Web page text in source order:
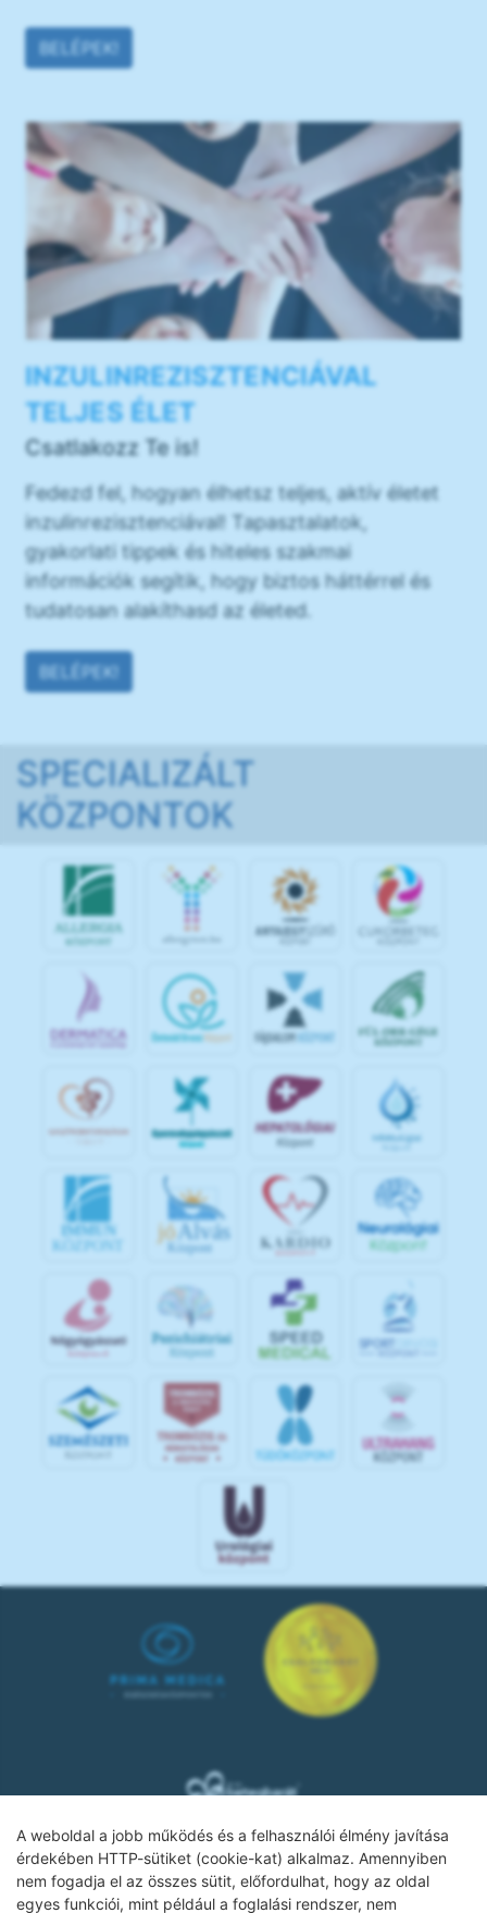
A weboldal a jobb működés és a felhasználói élmény javítása
érdekében HTTP-sütiket (cookie-kat) alkalmaz. Amennyiben
nem fogadja el az összes sütit, előfordulhat, hogy az oldal
egyes funkciói, mint például a foglalási rendszer, nem
BELÉPEK!
INZULINREZISZTENCIÁVAL
TELJES ÉLET
Csatlakozz Te is!
Fedezd fel, hogyan élhetsz teljes, aktív életet
inzulinrezisztenciával! Tapasztalatok,
gyakorlati tippek és hiteles szakmai
információk segítik, hogy biztos háttérrel és
tudatosan alakíthasd az életed.
BELÉPEK!
SPECIALIZÁLT
KÖZPONTOK
IMMUN
KÖZPONT
jó Alvás
Központ
SPOR
Adatkezelési tájékoztató